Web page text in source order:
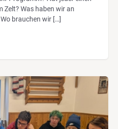
Zelt? Was haben wir an
brauchen wir […]